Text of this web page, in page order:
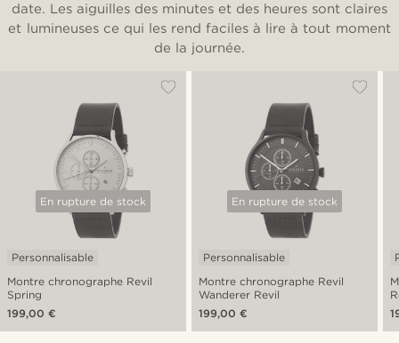
date. Les aiguilles des minutes et des heures sont claires
et lumineuses ce qui les rend faciles à lire à tout moment
de la journée.
En rupture de stock
Montre chronographe Revil
Spring
Personnalisable
199,00 €
En rupture de stock
Montre chronographe Revil
Wanderer Revil
Personnalisable
199,00 €